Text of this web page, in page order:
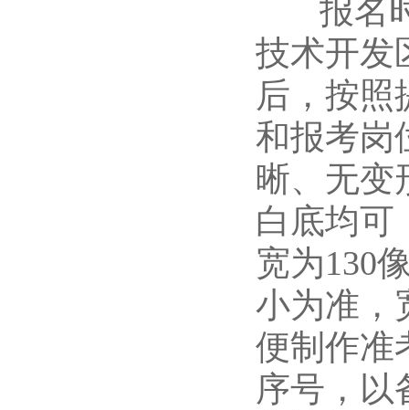
报名时
技术开发
后，按照
和报考岗
晰、无变
白底均可
宽为130
小为准，
便制作准
序号，以